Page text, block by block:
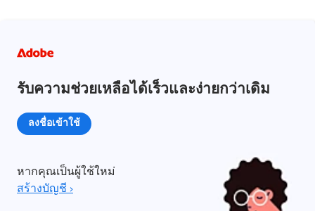
รับความช่วยเหลือได้เร็วและง่ายกว่าเดิม
ลงชื่อเข้าใช้
หากคุณเป็นผู้ใช้ใหม่
สร้างบัญชี ›